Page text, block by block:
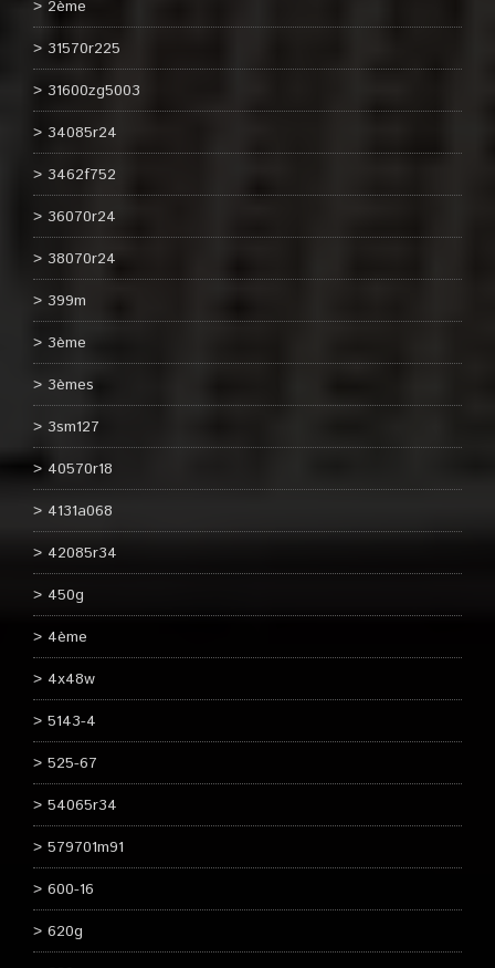
2ème
31570r225
31600zg5003
34085r24
3462f752
36070r24
38070r24
399m
3ème
3èmes
3sm127
40570r18
4131a068
42085r34
450g
4ème
4x48w
5143-4
525-67
54065r34
579701m91
600-16
620g